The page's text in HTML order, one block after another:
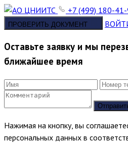
+7 (499) 180-
ПРОВЕРИТЬ ДОКУМЕНТ
Оставьте заявку и мы
ближайшее время
Нажимая на кнопку, вы
персональных данных в